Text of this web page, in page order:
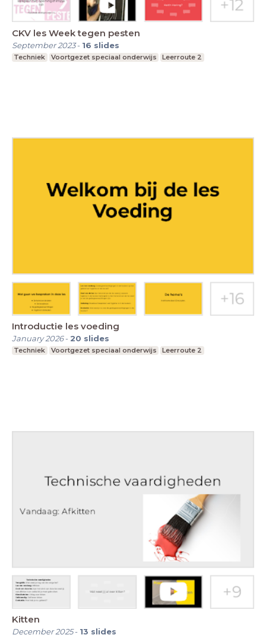
CKV les Week tegen pesten
September 2023- 16 slides
Techniek Voortgezet speciaal onderwijs Leerroute 2
Introductie les voeding
January 2026- 20 slides
Techniek Voortgezet speciaal onderwijs Leerroute 2
Kitten
December 2025- 13 slides